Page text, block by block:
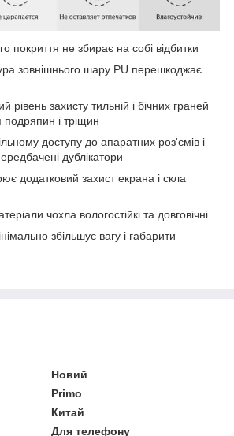
покриття не збирає на собі відбитки
зовнішнього шару PU перешкоджає
рівень захисту тильній і бічних граней
подряпин і тріщин
доступу до апаратних роз'ємів і
дублікатори
додатковий захист екрана і скла
чохла вологостійкі та довговічні
збільшує вагу і габарити
Новий
Primo
Китай
Для телефону